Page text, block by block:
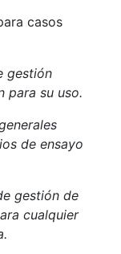
casos
gestión
para su uso.
de ensayo
gestión de
cualquier